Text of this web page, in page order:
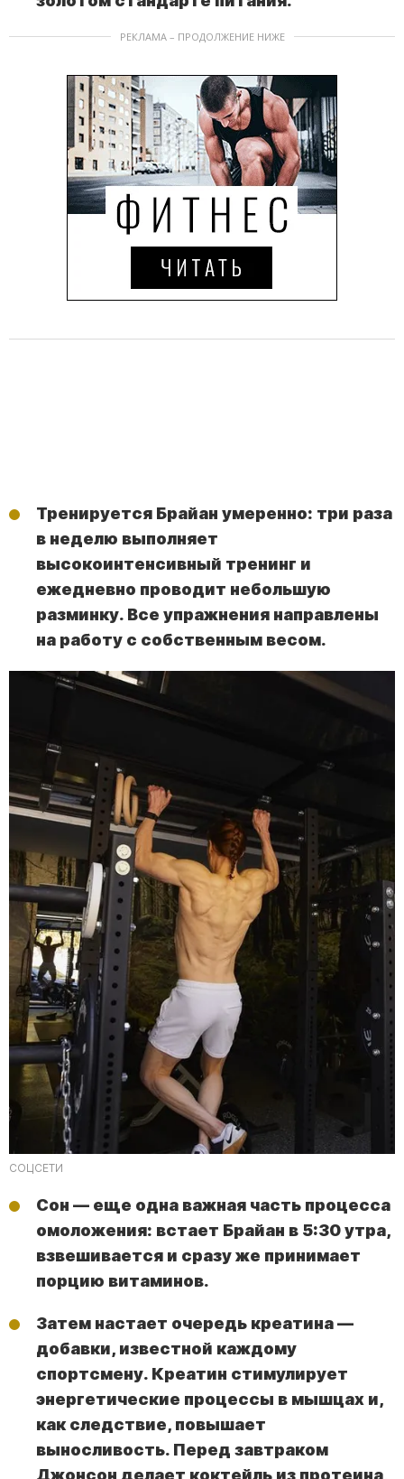
РЕКЛАМА – ПРОДОЛЖЕНИЕ НИЖЕ
Тренируется Брайан умеренно: три раза
в неделю выполняет
высокоинтенсивный тренинг и
ежедневно проводит небольшую
разминку. Все упражнения направлены
на работу с собственным весом.
СОЦСЕТИ
Сон — еще одна важная часть процесса
омоложения: встает Брайан в 5:30 утра,
взвешивается и сразу же принимает
порцию витаминов.
Затем настает очередь креатина —
добавки, известной каждому
спортсмену. Креатин стимулирует
энергетические процессы в мышцах и,
как следствие, повышает
выносливость. Перед завтраком
Джонсон делает коктейль из протеина,